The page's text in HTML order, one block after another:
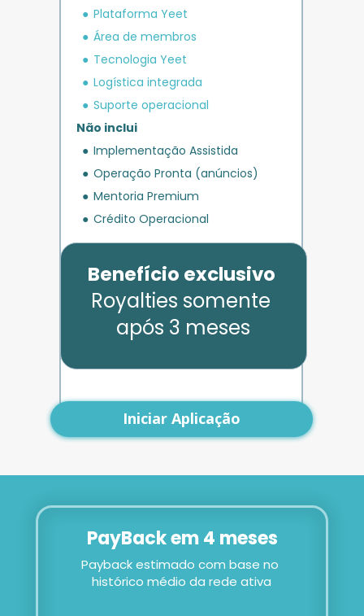
PLANO
IMPULSO
Parcele em até
12x de R$ 1.666,67
Plataforma Yeet
Área de membros
Tecnologia Yeet
Logística integrada
Suporte operacional
Não inclui
Implementação Assistida
Operação Pronta (anúncios)
Mentoria Premium
Crédito Operacional
Bônus exclusivo
+ R$ 5.000
Yeet
Benefício exclusivo
Iniciar Aplicação
Royalties somente
após 3 meses
Benefício exclusivo
PayBack em 4 meses
Payback estimado com base no
histórico médio da rede ativa